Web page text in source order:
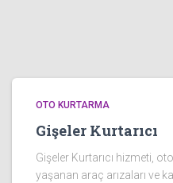
OTO KURTARMA
Gişeler Kurtarıcı
Gişeler Kurtarıcı hizmeti,
yaşanan araç arızaları ve